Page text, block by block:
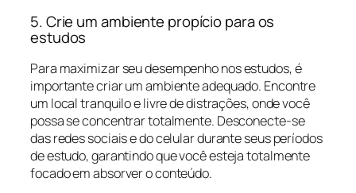
5. Crie um ambiente propício para os
estudos
Para maximizar seu desempenho nos estudos, é
importante criar um ambiente adequado. Encontre
um local tranquilo e livre de distrações, onde você
possa se concentrar totalmente. Desconecte-se
das redes sociais e do celular durante seus períodos
de estudo, garantindo que você esteja totalmente
focado em absorver o conteúdo.